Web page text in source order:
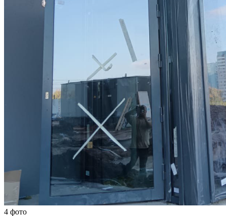
4 фото